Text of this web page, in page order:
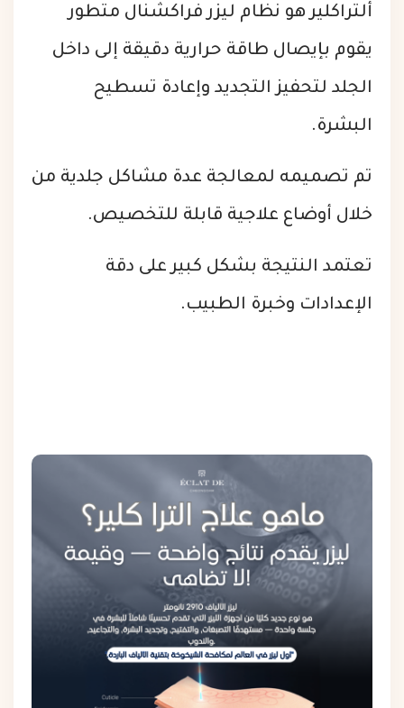
ألتراكلير هو نظام ليزر فراكشنال متطور
يقوم بإيصال طاقة حرارية دقيقة إلى داخل
الجلد لتحفيز التجديد وإعادة تسطيح
البشرة.
تم تصميمه لمعالجة عدة مشاكل جلدية من
خلال أوضاع علاجية قابلة للتخصيص.
تعتمد النتيجة بشكل كبير على دقة
الإعدادات وخبرة الطبيب.